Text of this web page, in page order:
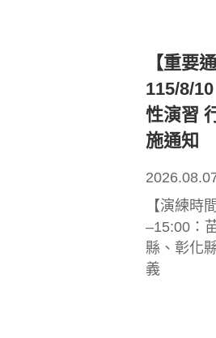
【重要
115/8/
性演習
施通知
【演練時
–15:00：
縣、彰化
義